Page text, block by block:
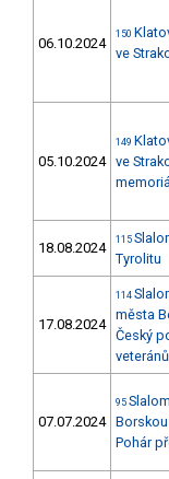
06.10.2024
150
ve
05.10.2024
149
ve
18.08.2024 115
Tyrolitu
17.08.2024
114
města
Český
veteránů
07.07.2024
95
Pohár